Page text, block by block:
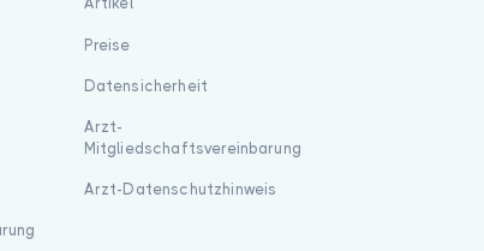
Preise
Datensicherheit
Arzt-
Mitgliedschaftsvereinbarung
Arzt-Datenschutzhinweis